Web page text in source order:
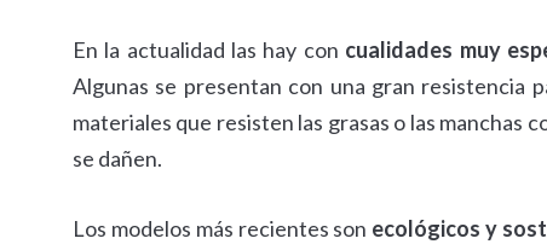
En la actualidad las hay con cualidades muy
Algunas se presentan con una gran resistencia
materiales que resisten las grasas o las manchas
se dañen.
Los modelos más recientes son ecológicos y